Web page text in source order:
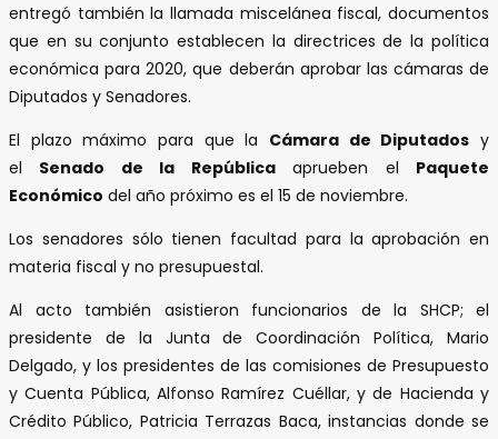
entregó también la llamada miscelánea fiscal, documentos
que en su conjunto establecen la directrices de la política
económica para 2020, que deberán aprobar las cámaras de
Diputados y Senadores.
El plazo máximo para que la Cámara de Diputados y
el Senado de la Repúblicaaprueben el Paquete
Económico del año próximo es el 15 de noviembre.
Los senadores sólo tienen facultad para la aprobación en
materia fiscal y no presupuestal.
Al acto también asistieron funcionarios de la SHCP; el
presidente de la Junta de Coordinación Política, Mario
Delgado, y los presidentes de las comisiones de Presupuesto
y Cuenta Pública, Alfonso Ramírez Cuéllar, y de Hacienda y
Crédito Público, Patricia Terrazas Baca, instancias donde se